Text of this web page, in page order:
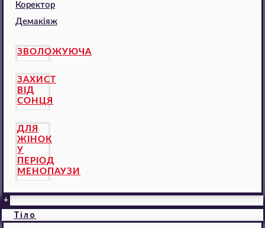
Коректор
Демакіяж
ЗВОЛОЖУЮЧА
ЗАХИСТ
ВІД
СОНЦЯ
ДЛЯ
ЖІНОК
У
ПЕРІОД
МЕНОПАУЗИ
+
Тіло